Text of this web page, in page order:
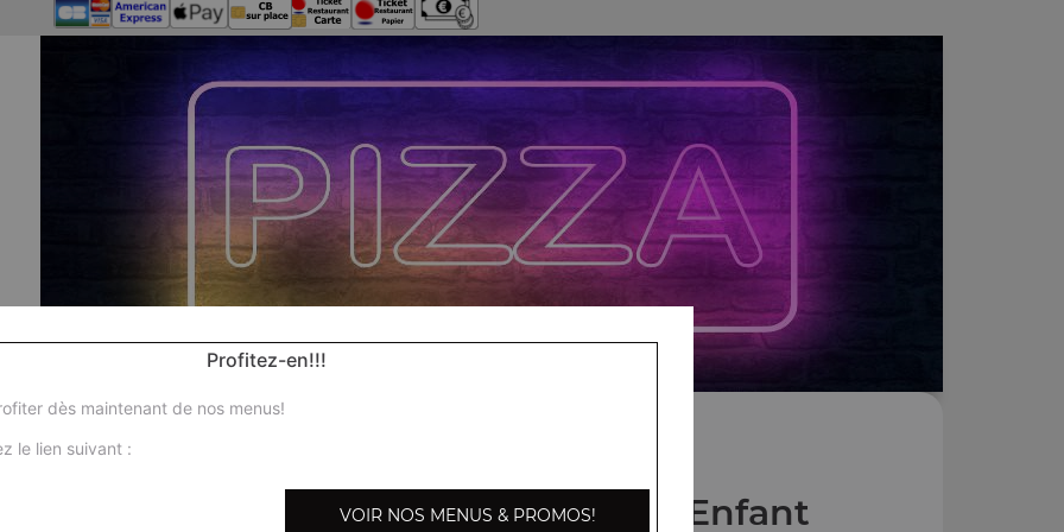
Nos Menus Enfant
Profitez-en!!!
dès maintenant de nos menus!
le lien suivant :
VOIR NOS MENUS & PROMOS!